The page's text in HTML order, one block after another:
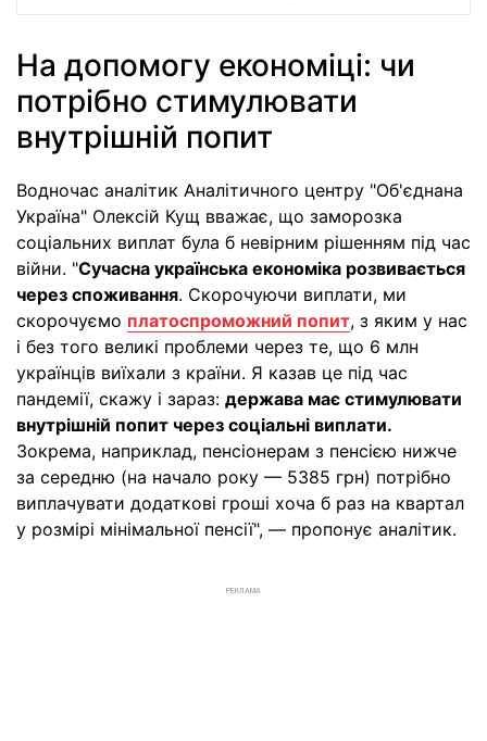
На допомогу економіці: чи
потрібно стимулювати
внутрішній попит
Водночас аналітик Аналітичного центру "Об'єднана
Україна" Олексій Кущ вважає, що заморозка
соціальних виплат була б невірним рішенням під час
війни. "Сучасна українська економіка розвивається
через споживання. Скорочуючи виплати, ми
скорочуємо платоспроможний попит, з яким у нас
і без того великі проблеми через те, що 6 млн
українців виїхали з країни. Я казав це під час
пандемії, скажу і зараз: держава має стимулювати
внутрішній попит через соціальні виплати.
Зокрема, наприклад, пенсіонерам з пенсією нижче
за середню (на начало року — 5385 грн) потрібно
виплачувати додаткові гроші хоча б раз на квартал
у розмірі мінімальної пенсії", — пропонує аналітик.
РЕКЛАМА